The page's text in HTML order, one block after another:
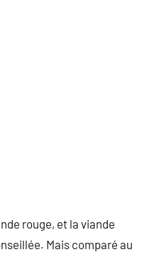
rouge, et la viande
Mais comparé au